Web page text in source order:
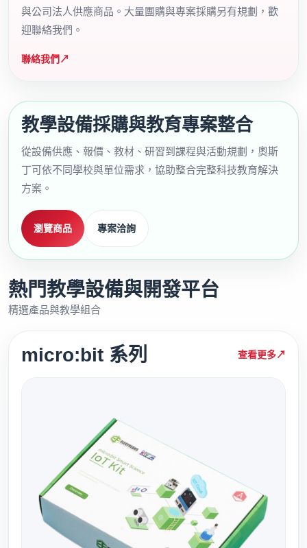
與公司法人供應商品。大量團購與專案採購另有規劃，歡
迎聯絡我們。
聯絡我們 ↗
教學設備採購與教育專案整合
從設備供應、報價、教材、研習到課程與活動規劃，奧斯
丁可依不同學校與單位需求，協助整合完整科技教育解決
方案。
瀏覽商品 專案洽詢
熱門教學設備與開發平台
精選產品與教學組合
micro:bit 系列 查看更多↗